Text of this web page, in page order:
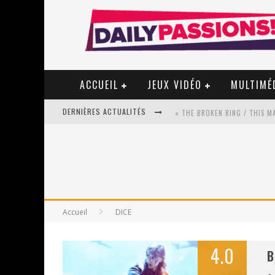
ACCUEIL JEUX VIDÉO
DERNIÈRES ACTUALITÉS
« MOFUSAND / PARLER
Accueil DICE
4.0